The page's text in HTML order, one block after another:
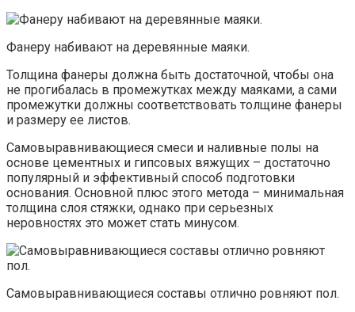
Фанеру набивают на деревянные маяки.
Толщина фанеры должна быть достаточной, чтобы она
не прогибалась в промежутках между маяками, а сами
промежутки должны соответствовать толщине фанеры
и размеру ее листов.
Самовыравнивающиеся смеси и наливные полы на
основе цементных и гипсовых вяжущих – достаточно
популярный и эффективный способ подготовки
основания. Основной плюс этого метода – минимальная
толщина слоя стяжки, однако при серьезных
неровностях это может стать минусом.
Самовыравнивающиеся составы отлично ровняют пол.